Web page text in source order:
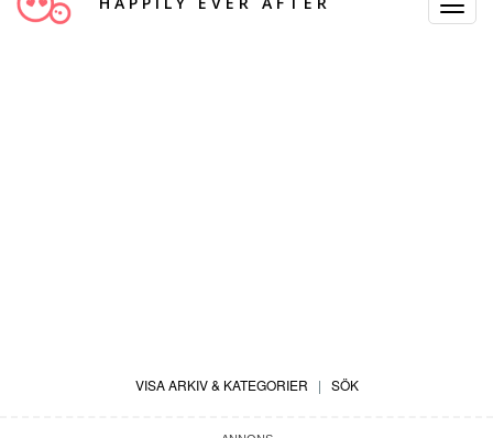
Toggle
VISA ARKIV & KATEGORIER | SÖK